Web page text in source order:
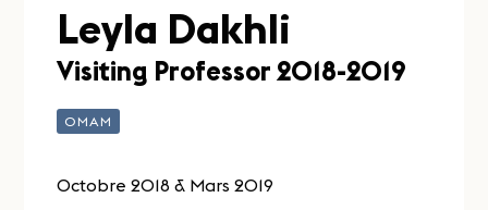
Leyla Dakhli
Visiting Professor 2018-2019
OMAM
Octobre 2018 & Mars 2019